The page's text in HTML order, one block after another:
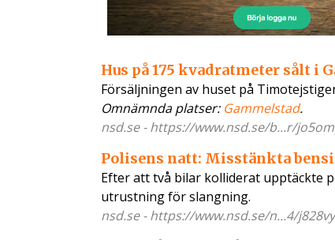
Hus på 175 kvadratmeter sålt i
Försäljningen av huset på
Omnämnda platser: Gammelstad.
nsd.se - https://www.nsd.se/b...r/
Polisens natt: Misstänkta
Efter att två bilar kolliderat upptäckte
utrustning för slangning.
nsd.se - https://www.nsd.se/n...4/